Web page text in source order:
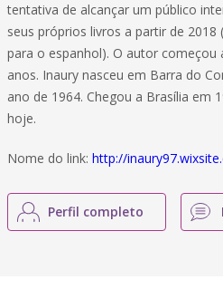
tentativa de alcançar um público
seus próprios livros a partir de
para o espanhol). O autor começou
anos. Inaury nasceu em Barra do
ano de 1964. Chegou a Brasília em
hoje.
Nome do link: http://
Perfil completo